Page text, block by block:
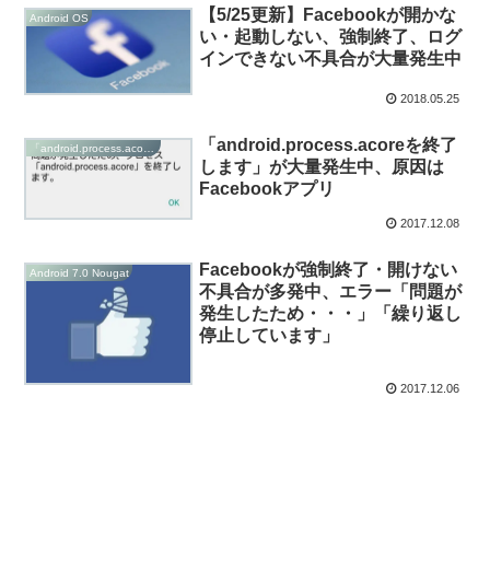
Android OS
【5/25更新】Facebookが開かな
い・起動しない、強制終了、ログ
インできない不具合が大量発生中
2018.05.25
「android.process.acoreを終了
します」が大量発生中、原因は
Facebookアプリ
2017.12.08
Android 7.0 Nougat
Facebookが強制終了・開けない
不具合が多発中、エラー「問題が
発生したため・・・」「繰り返し
停止しています」
2017.12.06